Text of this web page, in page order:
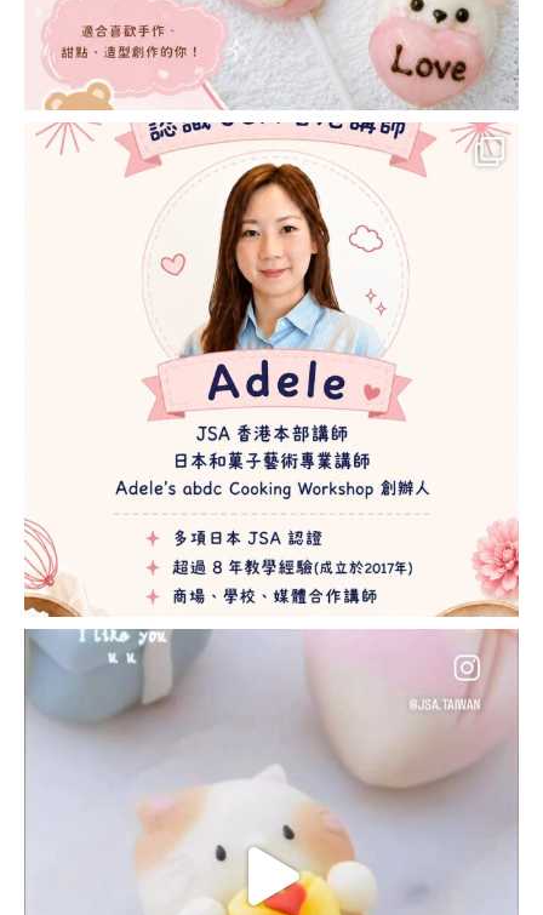
DECORATING)
糖霜曲奇進階課程
(ICING COOKIE
MASTER
INSTRUCTOR
COURSE)
雕塑花糖霜曲奇講師
糖霜薑餅講師證書課
程 (GINGERBREAD
ICING CERTIFICATE
書法藝術糖霜曲奇講
(CALLIGRAPHY
3D糖霜曲奇證書課程
™ ~首飾盒~
造型麵包 相關課程
造型牛角包&丹麥酥
講師證書課程
證書課程 (DECO
BREAD INSTRUCTOR
手工藝 相關課程
狗狗天然護理用品講